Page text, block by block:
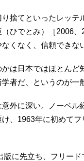
捨てといったレッテ
ひでとみ）［2006
くなく、信頼できな
は日本ではほとんど
者だ、というのが一
外に深い。ノーベル
、1963年に初めて
に先立ち、フリー